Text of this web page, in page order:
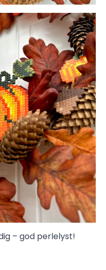
– god perlelyst!